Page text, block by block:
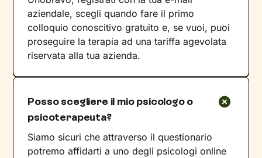
aziendale, scegli quando fare il primo
colloquio conoscitivo gratuito e, se vuoi, puoi
proseguire la terapia ad una tariffa agevolata
riservata alla tua azienda.
Posso scegliere il mio psicologo o
psicoterapeuta?
Siamo sicuri che attraverso il questionario
potremo affidarti a uno degli psicologi online